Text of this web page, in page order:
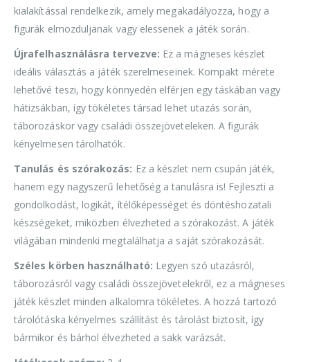
kialakítással rendelkezik, amely megakadályozza, hogy a
figurák elmozduljanak vagy elessenek a játék során.
Újrafelhasználásra tervezve: Ez a mágneses készlet
ideális választás a játék szerelmeseinek. Kompakt mérete
lehetővé teszi, hogy könnyedén elférjen egy táskában vagy
hátizsákban, így tökéletes társad lehet utazás során,
táborozáskor vagy családi összejöveteleken. A figurák
kényelmesen tárolhatók.
Tanulás és szórakozás: Ez a készlet nem csupán játék,
hanem egy nagyszerű lehetőség a tanulásra is! Fejleszti a
gondolkodást, logikát, ítélőképességet és döntéshozatali
készségeket, miközben élvezheted a szórakozást. A játék
világában mindenki megtalálhatja a saját szórakozását.
Széles körben használható: Legyen szó utazásról,
táborozásról vagy családi összejövetelekről, ez a mágneses
játék készlet minden alkalomra tökéletes. A hozzá tartozó
tárolótáska kényelmes szállítást és tárolást biztosít, így
bármikor és bárhol élvezheted a sakk varázsát.